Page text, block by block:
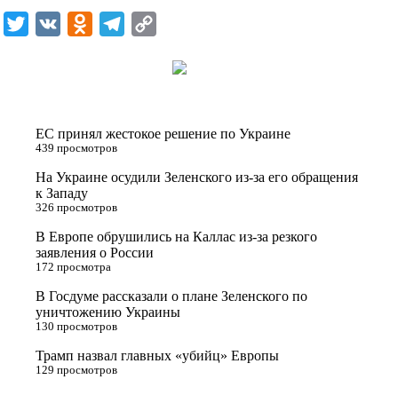
l
a
n
i
k
i
a
n
ЕС принял жестокое решение по Украине
439 просмотров
На Украине осудили Зеленского из-за его обращения
к Западу
326 просмотров
В Европе обрушились на Каллас из-за резкого
заявления о России
172 просмотра
В Госдуме рассказали о плане Зеленского по
уничтожению Украины
130 просмотров
Трамп назвал главных «убийц» Европы
129 просмотров